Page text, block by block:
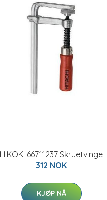
HiKOKI 66711237 Skruetvinge
312 NOK
KJØP NÅ